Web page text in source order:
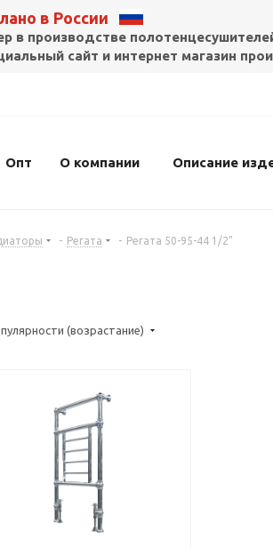
в России
в производстве
сайт и интернет магазин
Опт О компании Описание
- Регата - Регата 50-95-44 1/2"
(возрастание)